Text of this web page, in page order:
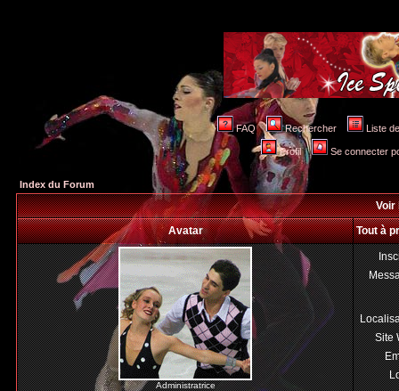
FAQ Rechercher Liste
Profil Se connecter
Index du Forum
Voir
Avatar
Tout à
Administratrice
Site